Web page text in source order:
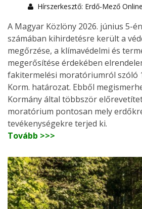
Hírszerkesztő: Erdő-Mező Online
A Magyar Közlöny 2026. június 5-
számában kihirdetésre került a
megőrzése, a klímavédelmi és
megerősítése érdekében
fakitermelési moratóriumról szóló
Korm. határozat. Ebből
Kormány által többször
moratórium pontosan mely
tevékenységekre terjed ki.
Tovább >>>